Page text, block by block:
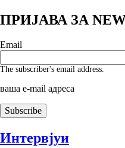
ПРИЈАВА ЗА
Email
The subscriber's email address.
ваша е-mail адреса
Интервјуи